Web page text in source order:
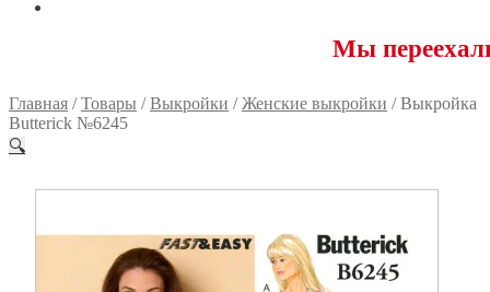
Мы переехали!
Главная /Товары /Выкройки /Женские выкройки /Выкройка
Butterick №6245
🔍